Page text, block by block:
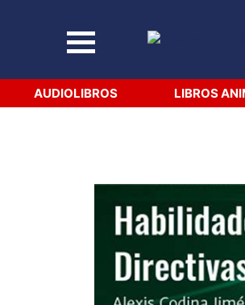
AUDIOLIBROS LIBROS